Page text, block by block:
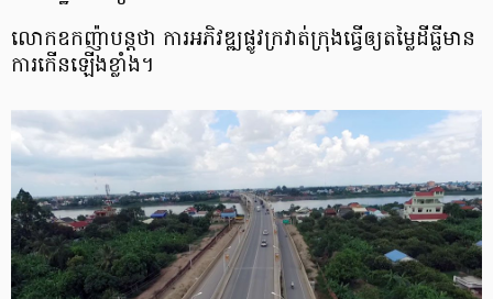
លោក​ឧកញ៉ា​បន្ត​ថា ការ​អភិវឌ្ឍ​ផ្លូវ​ក្រវាត់​ក្រុង​ធ្វើ​ឲ្យ​តម្លៃ​ដី​ធ្លី​មាន​
ការ​កើន​ឡើង​ខ្លាំង។